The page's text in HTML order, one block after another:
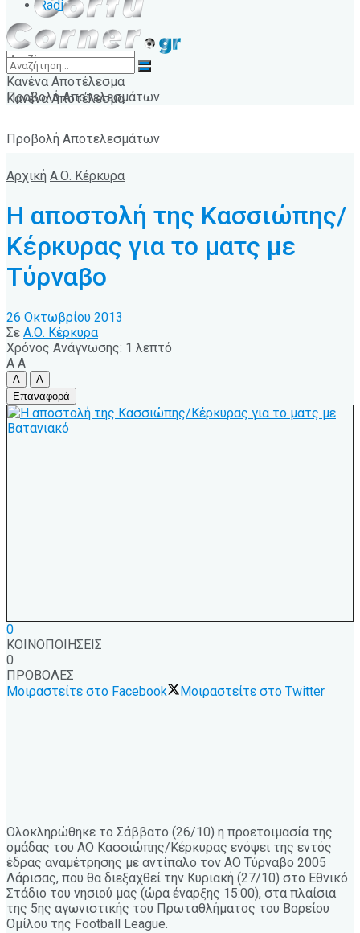
Radio
Κανένα Αποτέλεσμα
Προβολή Αποτελεσμάτων
Κανένα Αποτέλεσμα
Προβολή Αποτελεσμάτων
Αρχική Α.Ο. Κέρκυρα
Η αποστολή της Κασσιώπης/
Κέρκυρας για το ματς με
Τύρναβο
26 Οκτωβρίου 2013
Σε Α.Ο. Κέρκυρα
Χρόνος Ανάγνωσης: 1 λεπτό
A A
A
A
Επαναφορά
0
ΚΟΙΝΟΠΟΙΗΣΕΙΣ
0
ΠΡΟΒΟΛΕΣ
Μοιραστείτε στο Facebook
Μοιραστείτε στο Twitter
Ολοκληρώθηκε το Σάββατο (26/10) η προετοιμασία της
ομάδας του ΑΟ Κασσιώπης/Κέρκυρας ενόψει της εντός
έδρας αναμέτρησης με αντίπαλο τον ΑΟ Τύρναβο 2005
Λάρισας, που θα διεξαχθεί την Κυριακή (27/10) στο Εθνικό
Στάδιο του νησιού μας (ώρα έναρξης 15:00), στα πλαίσια
της 5ης αγωνιστικής του Πρωταθλήματος του Βορείου
Ομίλου της Football League.